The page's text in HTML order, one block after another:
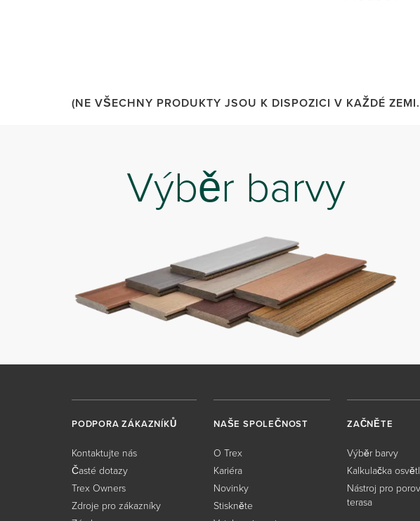
(NE VŠECHNY PRODUKTY JSOU K DISPOZICI V KAŽDÉ
Výběr barvy
PODPORA ZÁKAZNÍKŮ
Kontaktujte nás
Časté dotazy
Trex Owners
Zdroje pro zákazníky
NAŠE SPOLEČNOST
O Trex
Kariéra
Novinky
Stiskněte
ZAČNĚTE
Výběr barvy
Kalkulačka
Nástroj pro
terasa